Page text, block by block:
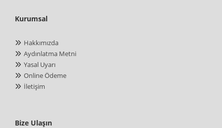
Kurumsal
Hakkımızda
Aydınlatma Metni
Yasal Uyarı
Online Ödeme
İletişim
Bize Ulaşın